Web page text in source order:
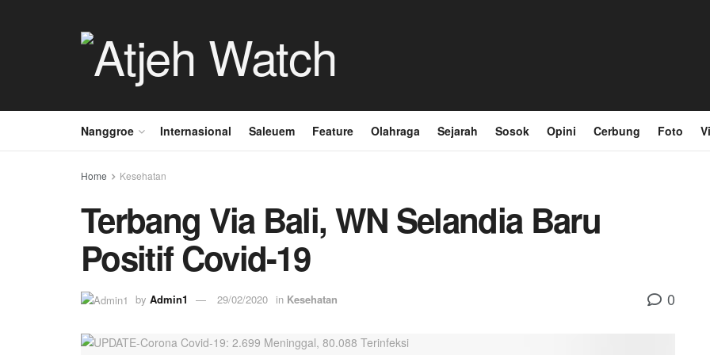
Nanggroe Internasional Saleuem Feature Olahraga Sejarah Sosok Opini Cerbung Foto
Home Kesehatan
Terbang Via Bali, WN Selandia Baru
Positif Covid-19
by Admin1 29/02/2020 in Kesehatan 0